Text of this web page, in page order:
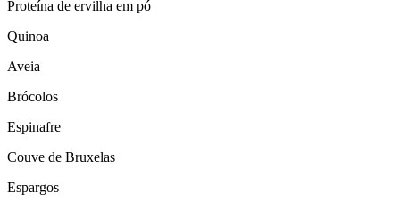
Proteína de ervilha em pó
Quinoa
Aveia
Brócolos
Espinafre
Couve de Bruxelas
Espargos